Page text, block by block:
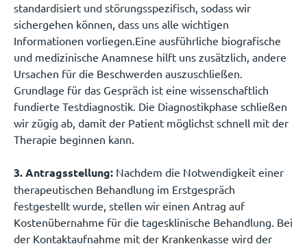
standardisiert und störungsspezifisch, sodass wir
sichergehen können, dass uns alle wichtigen
Informationen vorliegen.Eine ausführliche biografische
und medizinische Anamnese hilft uns zusätzlich, andere
Ursachen für die Beschwerden auszuschließen.
Grundlage für das Gespräch ist eine wissenschaftlich
fundierte Testdiagnostik. Die Diagnostikphase schließen
wir zügig ab, damit der Patient möglichst schnell mit der
Therapie beginnen kann.
3. Antragsstellung: Nachdem die Notwendigkeit einer
therapeutischen Behandlung im Erstgespräch
festgestellt wurde, stellen wir einen Antrag auf
Kostenübernahme für die tagesklinische Behandlung. Bei
der Kontaktaufnahme mit der Krankenkasse wird der